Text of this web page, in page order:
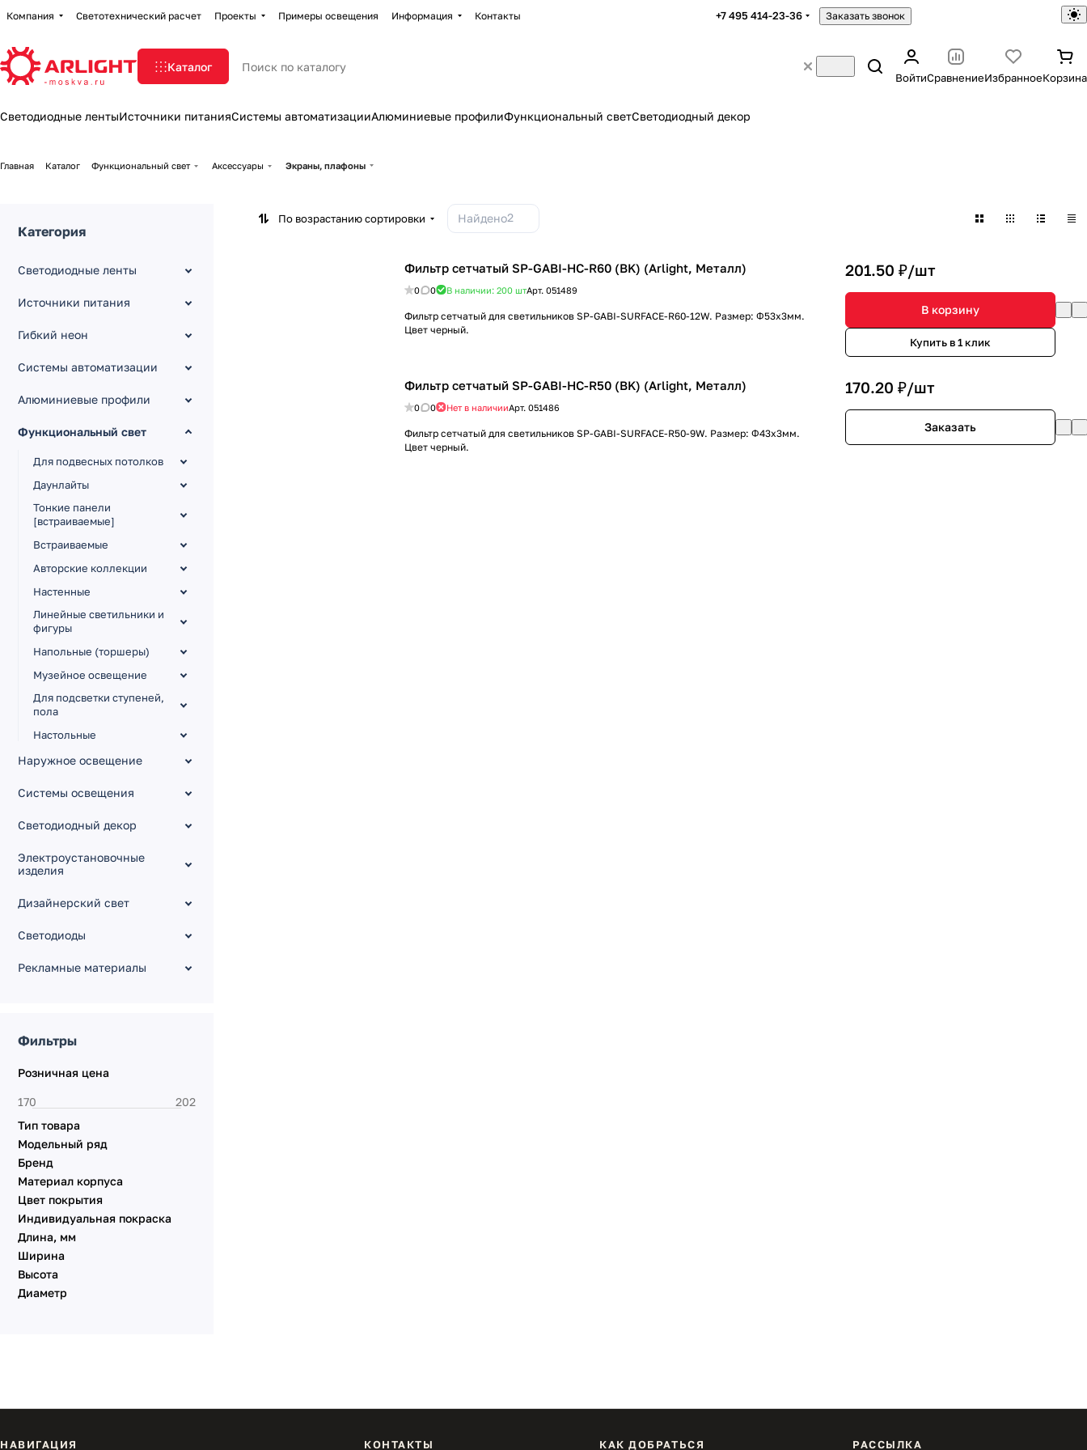
Компания Светотехнический расчет Проекты Примеры освещения Информация Контакты +7 495 414-23-36 Заказать звонок
Каталог
ВойтиСравнениеИзбранноеКорзина
Светодиодные лентыИсточники питанияСистемы автоматизацииАлюминиевые профилиФункциональный светСветодиодный декор
Главная Каталог Функциональный свет Аксессуары Экраны, плафоны
По возрастанию сортировки Найдено2
Фильтр сетчатый SP-GABI-HC-R60 (BK) (Arlight, Металл)
0 0 В наличии: 200 штАрт. 051489
Фильтр сетчатый для светильников SP-GABI-SURFACE-R60-12W. Размер: Φ53х3мм.
Цвет черный.
201.50 ₽/шт
В корзину
Купить в 1 клик
Фильтр сетчатый SP-GABI-HC-R50 (BK) (Arlight, Металл)
0 0 Нет в наличииАрт. 051486
Фильтр сетчатый для светильников SP-GABI-SURFACE-R50-9W. Размер: Φ43х3мм.
Цвет черный.
170.20 ₽/шт
Заказать
Категория
Светодиодные ленты
Источники питания
Гибкий неон
Системы автоматизации
Алюминиевые профили
Функциональный свет
Для подвесных потолков
Даунлайты
Тонкие панели
[встраиваемые]
Встраиваемые
Авторские коллекции
Настенные
Линейные светильники и
фигуры
Напольные (торшеры)
Музейное освещение
Для подсветки ступеней,
пола
Настольные
Мебельные
Накладные
Подвесные
Аксессуары
Потолочные чаши
Коннекторы и заглушки
устройства
Наружное освещение
Системы освещения
Светодиодный декор
Электроустановочные
изделия
Дизайнерский свет
Светодиоды
Рекламные материалы
Фильтры
Розничная цена
Тип товара
Модельный ряд
Бренд
Материал корпуса
Цвет покрытия
Индивидуальная покраска
Длина, мм
Ширина
Высота
Диаметр
НАВИГАЦИЯ КОНТАКТЫ КАК ДОБРАТЬСЯ РАССЫЛКА